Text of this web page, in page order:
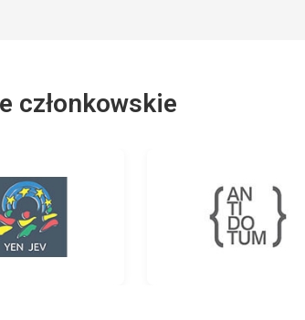
członkowskie